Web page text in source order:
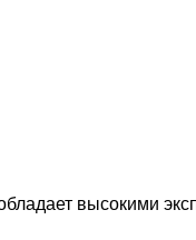
высокими